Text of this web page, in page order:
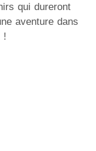
qui dureront
aventure dans
!